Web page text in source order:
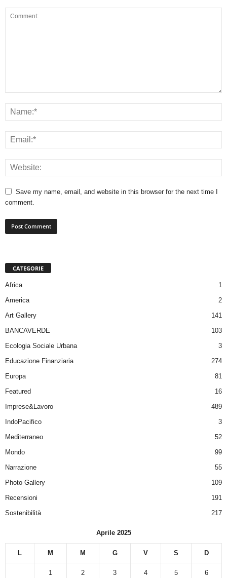
Save my name, email, and website in this browser for the next time I
comment.
CATEGORIE
Africa
1
America
2
Art Gallery
141
BANCAVERDE
103
Ecologia Sociale Urbana
3
Educazione Finanziaria
274
Europa
81
Featured
16
Imprese&Lavoro
489
IndoPacifico
3
Mediterraneo
52
Mondo
99
Narrazione
55
Photo Gallery
109
Recensioni
191
Sostenibilità
217
Aprile 2025
L M M G V S D
1 2 3 4 5 6